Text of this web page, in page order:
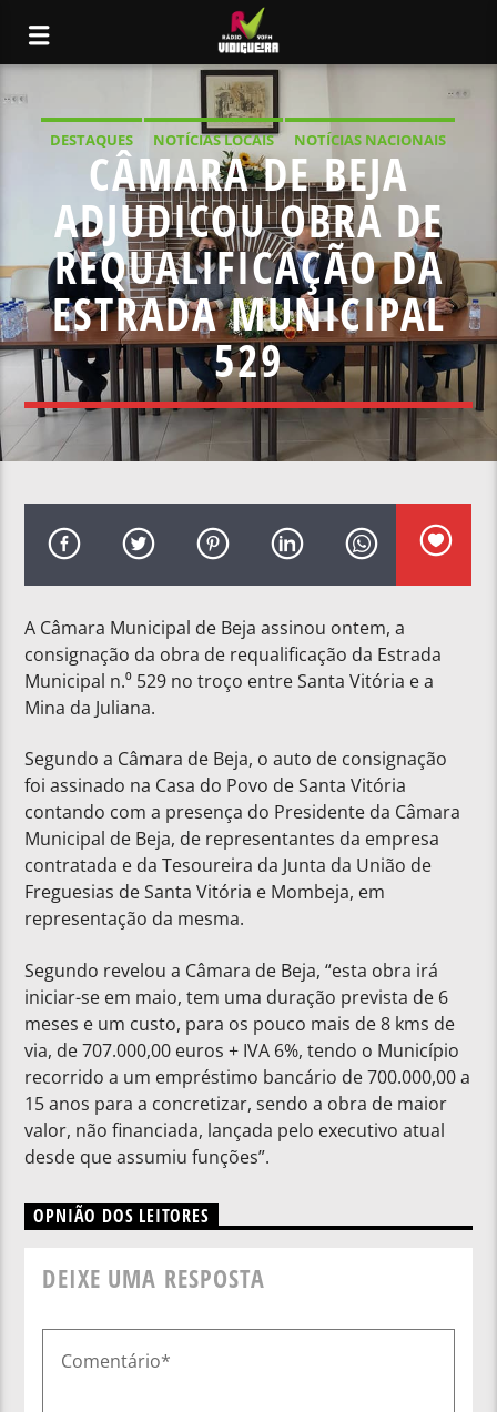
DESTAQUES NOTÍCIAS LOCAIS
NOTÍCIAS NACIONAIS
SEM CATEGORIA
CÂMARA DE BEJA
ADJUDICOU OBRA DE
REQUALIFICAÇÃO DA
ESTRADA MUNICIPAL
529
A Câmara Municipal de Beja assinou ontem, a
consignação da obra de requalificação da Estrada
Municipal n.⁰ 529 no troço entre Santa Vitória e a
Mina da Juliana.
Segundo a Câmara de Beja, o auto de consignação
foi assinado na Casa do Povo de Santa Vitória
contando com a presença do Presidente da Câmara
Municipal de Beja, de representantes da empresa
contratada e da Tesoureira da Junta da União de
Freguesias de Santa Vitória e Mombeja, em
representação da mesma.
Segundo revelou a Câmara de Beja, “esta obra irá
iniciar-se em maio, tem uma duração prevista de 6
meses e um custo, para os pouco mais de 8 kms de
via, de 707.000,00 euros + IVA 6%, tendo o Município
recorrido a um empréstimo bancário de 700.000,00 a
15 anos para a concretizar, sendo a obra de maior
valor, não financiada, lançada pelo executivo atual
desde que assumiu funções”.
OPNIÃO DOS LEITORES
DEIXE UMA RESPOSTA